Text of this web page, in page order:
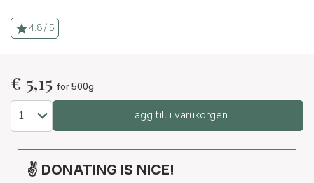
4.8 / 5
€ 5,15 för 500g
Lägg till i varukorgen
✌ DONATING IS NICE!